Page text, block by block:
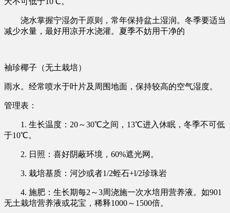
浇水掌握宁湿勿干原则，常年保持盆土湿润。冬季要适当
减少水量，最好用凉开水浇灌。夏季不妨用干净的
袖珍椰子（无土栽培）
雨水。经常喷水于叶片及周围地面，保持较高的空气湿度。
管理表：
1. 生长温度：20～30℃之间，13℃进入休眠，冬季不可低
于10℃。
2. 日照：喜好阴蔽环境，60%遮光网。
3. 栽培基质：河沙或者1/2蛭石+l/2珍珠岩
4. 施肥：生长期每2～3周浇施一次水培用营养液。如901
无土栽培营养液或花宝，稀释1000～1500倍。